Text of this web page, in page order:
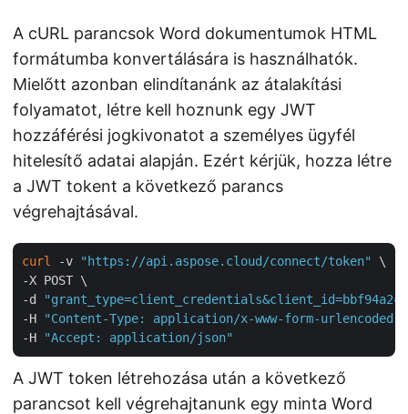
A cURL parancsok Word dokumentumok HTML
formátumba konvertálására is használhatók.
Mielőtt azonban elindítanánk az átalakítási
folyamatot, létre kell hoznunk egy JWT
hozzáférési jogkivonatot a személyes ügyfél
hitelesítő adatai alapján. Ezért kérjük, hozza létre
a JWT tokent a következő parancs
végrehajtásával.
curl -v "https://api.aspose.cloud/connect/token"
\
-X POST \
-d
"grant_type=client_credentials&client_id=bbf94a2c-
-H
"Content-Type: application/x-www-form-urlencoded"
-H
"Accept: application/json"
A JWT token létrehozása után a következő
parancsot kell végrehajtanunk egy minta Word